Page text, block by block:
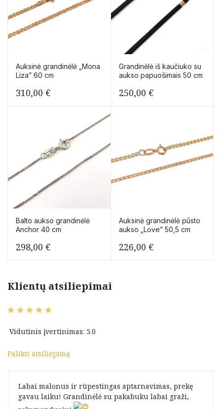
Auksinė grandinėlė „Mona
Liza” 60 cm
310,00 €
Grandinėlė iš kaučiuko su
aukso papuošimais 50 cm
250,00 €
Balto aukso grandinėlė
Anchor 40 cm
298,00 €
Auksinė grandinėlė pūsto
aukso „Love” 50,5 cm
226,00 €
Klientų atsiliepimai
Vidutinis įvertinimas: 5.0
Palikti atsiliepimą
Labai malonus ir rūpestingas aptarnavimas, prekę
gavau laiku! Grandinėlė su pakabuku labai graži,